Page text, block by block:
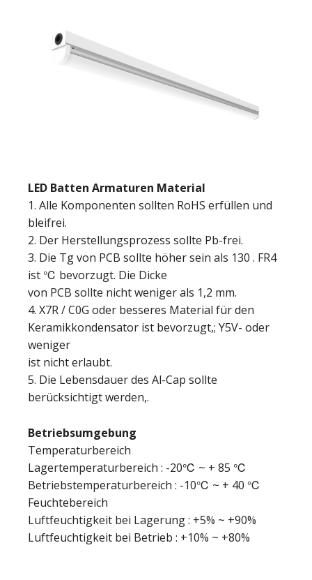
LED Batten Armaturen Material
1. Alle Komponenten sollten RoHS erfüllen und
bleifrei.
2. Der Herstellungsprozess sollte Pb-frei.
3. Die Tg von PCB sollte höher sein als 130 . FR4
ist ℃ bevorzugt. Die Dicke
von PCB sollte nicht weniger als 1,2 mm.
4. X7R / C0G oder besseres Material für den
Keramikkondensator ist bevorzugt,; Y5V- oder
weniger
ist nicht erlaubt.
5. Die Lebensdauer des Al-Cap sollte
berücksichtigt werden,.
Betriebsumgebung
Temperaturbereich
Lagertemperaturbereich : -20℃ ~ + 85 ℃
Betriebstemperaturbereich : -10℃ ~ + 40 ℃
Feuchtebereich
Luftfeuchtigkeit bei Lagerung : +5% ~ +90%
Luftfeuchtigkeit bei Betrieb : +10% ~ +80%